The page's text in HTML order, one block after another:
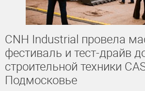
CNH Industrial провела
фестиваль и тест-драйв
строительной техники
Подмосковье